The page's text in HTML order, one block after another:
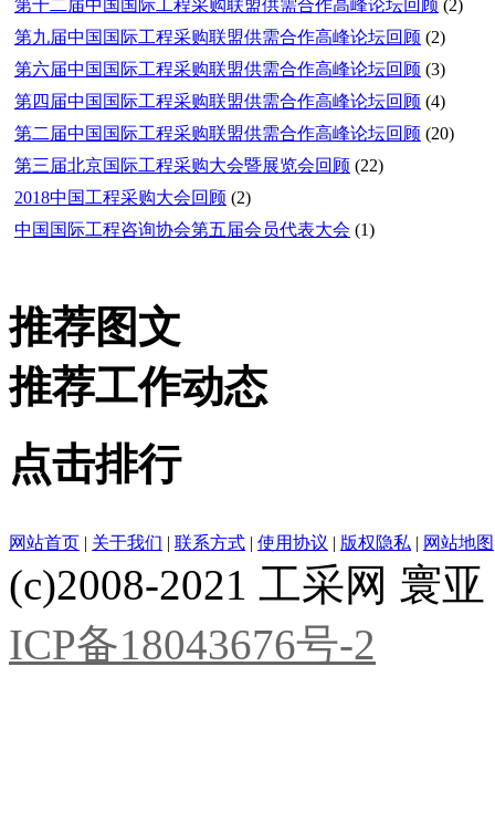
第十二届中国国际工程采购联盟供需合作高峰论坛回顾 (2)
第九届中国国际工程采购联盟供需合作高峰论坛回顾 (2)
第六届中国国际工程采购联盟供需合作高峰论坛回顾 (3)
第四届中国国际工程采购联盟供需合作高峰论坛回顾 (4)
第二届中国国际工程采购联盟供需合作高峰论坛回顾 (20)
第三届北京国际工程采购大会暨展览会回顾 (22)
2018中国工程采购大会回顾 (2)
中国国际工程咨询协会第五届会员代表大会 (1)
推荐图文
推荐工作动态
点击排行
网站首页 | 关于我们 | 联系方式 | 使用协议 | 版权隐私 | 网站地图
(c)2008-2021 工采网 寰
ICP备18043676号-2